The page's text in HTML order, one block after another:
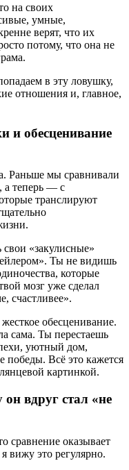
на своих
умные,
верят, что их
потому, что она не
в эту ловушку,
отношения и, главное,
и обесценивание
Раньше мы сравнивали
а теперь — с
транслируют
«закулисные»
Ты не видишь
которые
мозг уже сделал
счастливее».
обесценивание.
сама. Ты перестаешь
уютный дом,
победы. Всё это кажется
картинкой.
вдруг стал «не
сравнение оказывает
вижу это регулярно.